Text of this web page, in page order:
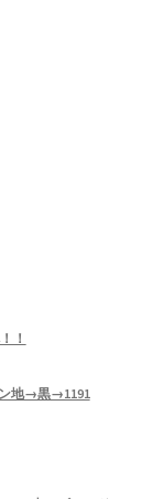
！
地→黒→1191